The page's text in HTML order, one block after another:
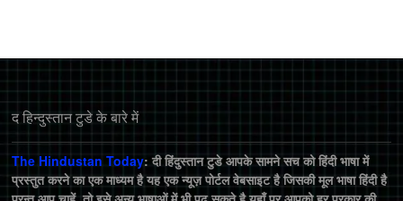
द हिन्‍दुस्‍तान टुडे के बारे में
The Hindustan Today: दी हिंदुस्तान टुडे आपके सामने सच को हिंदी भाषा में
प्रस्तुत करने का एक माध्यम है यह एक न्यूज़ पोर्टल वेबसाइट है जिसकी मूल भाषा हिंदी है